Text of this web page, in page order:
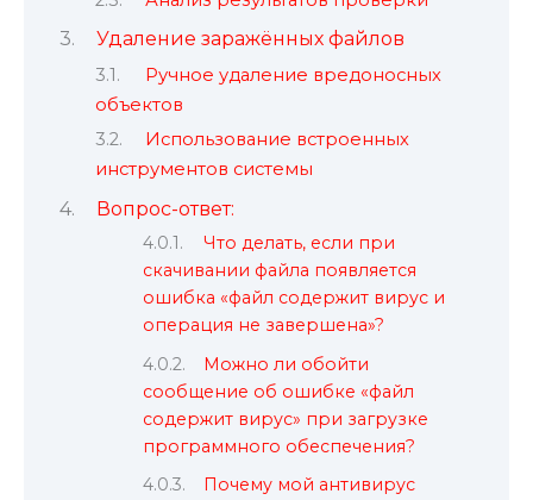
Удаление заражённых файлов
Ручное удаление вредоносных
объектов
Использование встроенных
инструментов системы
Вопрос-ответ:
Что делать, если при
скачивании файла появляется
ошибка «файл содержит вирус и
операция не завершена»?
Можно ли обойти
сообщение об ошибке «файл
содержит вирус» при загрузке
программного обеспечения?
Почему мой антивирус